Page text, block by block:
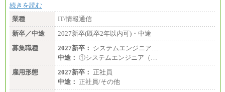
続きを読む
業種
IT/情報通信
新卒／中途
2027新卒(既卒2年以内可)・中途
募集職種
2027新卒： システムエンジニア…
中途： ①システムエンジニア（…
雇用形態
2027新卒： 正社員
中途： 正社員/その他